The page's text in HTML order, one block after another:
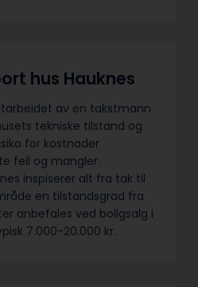
hus Hauknes
av en takstmann
tekniske tilstand og
for kostnader
feil og mangler.
inspiserer alt fra tak til
en tilstandsgrad fra
anbefales ved boligsalg i
7.000-20.000 kr.